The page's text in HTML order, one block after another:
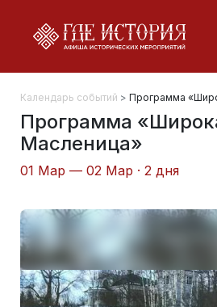
Календарь событий > Программа
Программа
Масленица»
01 Мар — 02 Мар · 2 дня